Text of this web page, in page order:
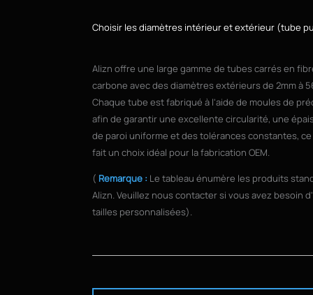
Choisir les diamètres intérieur et extérieur (tube
Alizn offre une large gamme de tubes carrés en
carbone avec des diamètres extérieurs de 2mm à
Chaque tube est fabriqué à l'aide de moules de
afin de garantir une excellente circularité, une
de paroi uniforme et des tolérances constantes, ce
fait un choix idéal pour la fabrication OEM.
( Remarque : Le tableau énumère les produits
Alizn. Veuillez nous contacter si vous avez besoin
tailles personnalisées).